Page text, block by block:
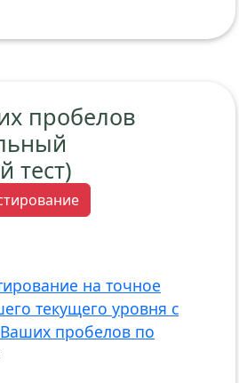
пробелов
тест)
на точное
текущего уровня с
пробелов по